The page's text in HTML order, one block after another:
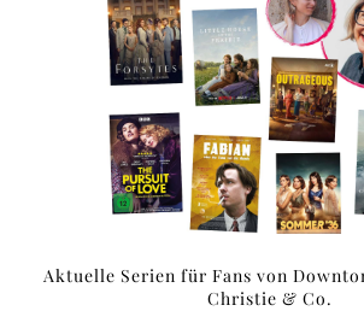
Aktuelle Serien für Fans von
Christie & Co.